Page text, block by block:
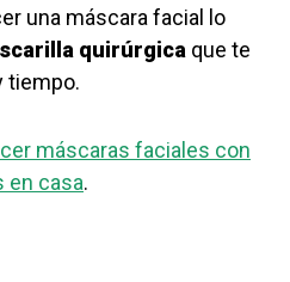
una máscara facial lo
quirúrgica que te
tiempo.
máscaras faciales con
en casa.